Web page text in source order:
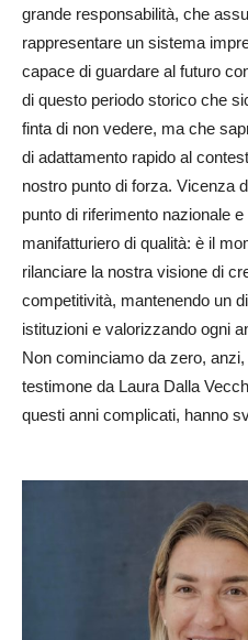
grande responsabilità, che
rappresentare un sistema
capace di guardare al futuro
di questo periodo storico che
finta di non vedere, ma che
di adattamento rapido al
nostro punto di forza. Vicenza
punto di riferimento nazionale
manifatturiero di qualità: è il
rilanciare la nostra visione di
competitività, mantenendo un
istituzioni e valorizzando ogni
Non cominciamo da zero,
testimone da Laura Dalla
questi anni complicati, hanno